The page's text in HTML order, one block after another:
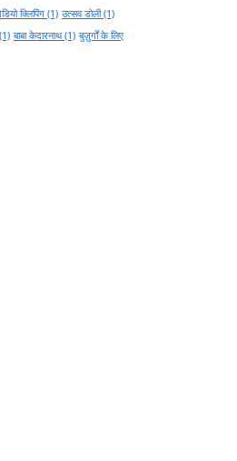
क्लिपिंग (1) उत्सव डोली(1)
बाबा केदारनाथ(1) बुज़ुर्गों के लिए